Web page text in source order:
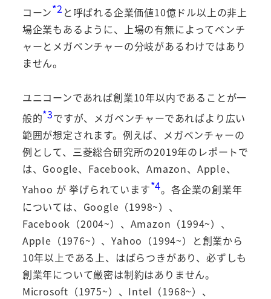
コーン*2 と呼ばれる企業価値10億ドル以上の非上
場企業もあるように、上場の有無によってベンチ
ャーとメガベンチャーの分岐があるわけではあり
ません。
ユニコーンであれば創業10年以内であることが一
般的*3ですが、メガベンチャーであればより広い
範囲が想定されます。例えば、メガベンチャーの
例として、三菱総合研究所の2019年のレポートで
は、Google、Facebook、Amazon、Apple、
Yahoo が 挙げられています*4。各企業の創業年
については、Google（1998~）、
Facebook（2004~）、Amazon（1994~）、
Apple（1976~）、Yahoo（1994~）と創業から
10年以上である上、はばらつきがあり、必ずしも
創業年について厳密は制約はありません。
Microsoft（1975~）、Intel（1968~）、